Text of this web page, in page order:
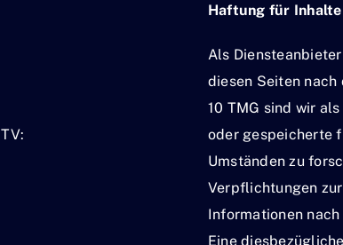
Haftung für Inhalte
Als
diesen Seiten nach
10 TMG sind wir
oder gespeicherte
Umständen zu
Verpflichtungen
Informationen
Eine